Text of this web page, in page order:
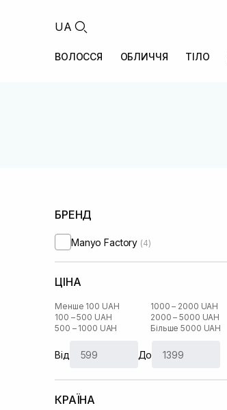
UA
ВОЛОССЯ ОБЛИЧЧЯ ТІЛО
БРЕНД
Manyo Factory (4)
ЦІНА
Менше 100 UAH
100 – 500 UAH
500 – 1000 UAH
1000 – 2000 UAH
2000 – 5000 UAH
Більше 5000 UAH
Від До
КРАЇНА